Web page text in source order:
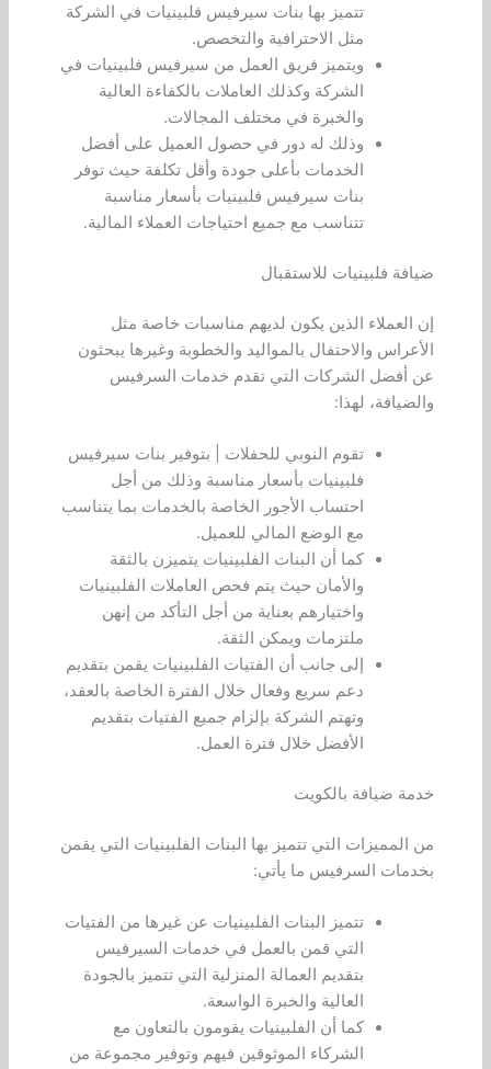
تتميز بها بنات سيرفيس فلبينيات في الشركة
مثل الاحترافية والتخصص.
ويتميز فريق العمل من سيرفيس فلبينيات في
الشركة وكذلك العاملات بالكفاءة العالية
والخبرة في مختلف المجالات.
وذلك له دور في حصول العميل على أفضل
الخدمات بأعلى جودة وأقل تكلفة حيث توفر
بنات سيرفيس فلبينيات بأسعار مناسبة
تتناسب مع جميع احتياجات العملاء المالية.
ضيافة فلبينيات للاستقبال
إن العملاء الذين يكون لديهم مناسبات خاصة مثل
الأعراس والاحتفال بالمواليد والخطوبة وغيرها يبحثون
عن أفضل الشركات التي تقدم خدمات السرفيس
والضيافة، لهذا:
تقوم النوبي للحفلات | بتوفير بنات سيرفيس
فلبينيات بأسعار مناسبة وذلك من أجل
احتساب الأجور الخاصة بالخدمات بما يتناسب
مع الوضع المالي للعميل.
كما أن البنات الفلبينيات يتميزن بالثقة
والأمان حيث يتم فحص العاملات الفلبينيات
واختيارهم بعناية من أجل التأكد من إنهن
ملتزمات ويمكن الثقة.
إلى جانب أن الفتيات الفلبينيات يقمن بتقديم
دعم سريع وفعال خلال الفترة الخاصة بالعقد،
وتهتم الشركة بإلزام جميع الفتيات بتقديم
الأفضل خلال فترة العمل.
خدمة ضيافة بالكويت
من المميزات التي تتميز بها البنات الفلبينيات التي يقمن
بخدمات السرفيس ما يأتي:
تتميز البنات الفلبينيات عن غيرها من الفتيات
التي قمن بالعمل في خدمات السيرفيس
بتقديم العمالة المنزلية التي تتميز بالجودة
العالية والخبرة الواسعة.
كما أن الفلبينيات يقومون بالتعاون مع
الشركاء الموثوقين فيهم وتوفير مجموعة من